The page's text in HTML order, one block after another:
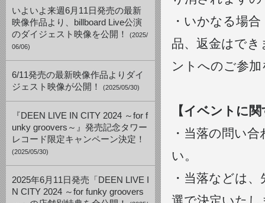
いよいよ来週6月11日発売の最新
映像作品より、billboard Live公演
のダイジェスト映像を公開！
(2025/
06/06)
6/11発売の最新映像作品よりダイ
ジェスト映像が公開！
(2025/05/30)
『DEEN LIVE IN CITY 2024 ～for f
unky groovers～』発売記念タワー
レコード限定キャンペーン決定！
(2025/05/30)
2025年6月11日発売「DEEN LIVE I
N CITY 2024 ～for funky groovers
・いかなる場
品、返金はで
ントへのご参
【イベントに
・当落の問い
い。
・当落などは